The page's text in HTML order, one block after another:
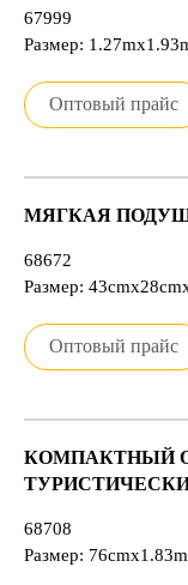
67999
Размер:
Оптовый прайс
МЯГКАЯ
68672
Размер:
Оптовый прайс
КОМПАКТНЫЙ
68708
Размер: